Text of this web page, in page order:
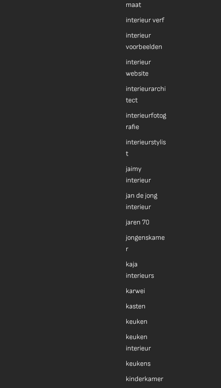
maat
interieur verf
interieur
voorbeelden
interieur
website
interieurarchi
tect
interieurfotog
rafie
interieurstylis
t
jaimy
interieur
jan de jong
interieur
jaren 70
jongenskame
r
kaja
interieurs
karwei
kasten
keuken
keuken
interieur
keukens
kinderkamer